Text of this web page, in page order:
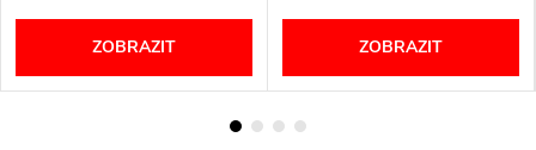
ZOBRAZIT ZOBRAZIT